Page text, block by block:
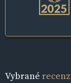
Vybrané